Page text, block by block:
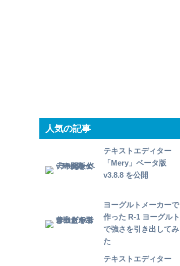
人気の記事
テキストエディター
「Mery」ベータ版
v3.8.8 を公開
ヨーグルトメーカーで
作った R-1 ヨーグルト
で強さを引き出してみ
た
テキストエディター